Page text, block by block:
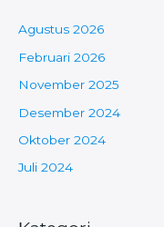
Agustus 2026
Februari 2026
November 2025
Desember 2024
Oktober 2024
Juli 2024